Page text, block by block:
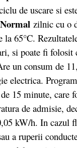
de uscare si
Normal zilnic cu o
la 65°C.
si poate fi folosit
un consum de
electrica. Program
15 minute, care
de admisie,
kW/h. In cazul
a ruperii